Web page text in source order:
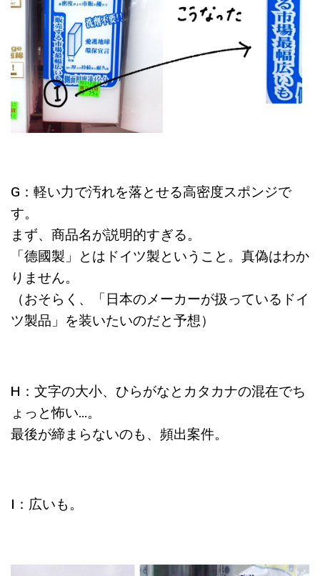
G：軽い力で汚れを落とせる高密度スポンジで
す。
まず、商品名が説明的すぎる。
「德國製」とはドイツ製ということ。真偽はわか
りません。
（おそらく、「日本のメーカーが扱っているドイ
ツ製品」を装いたいのだと予想）
H：文字の大小、ひらがなとカタカナの混在でち
ょっと怖い…。
最後が締まらないのも、頻出案件。
I：広いも。